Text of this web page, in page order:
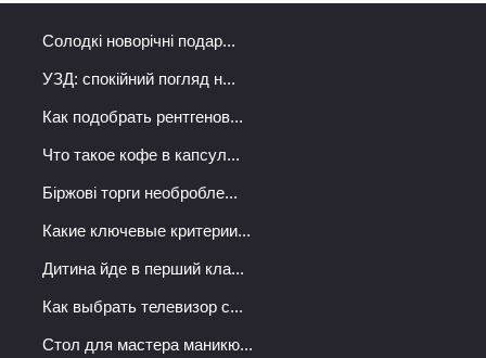
Солодкі новорічні подар...
УЗД: спокійний погляд н...
Как подобрать рентгенов...
Что такое кофе в капсул...
Біржові торги необробле...
Какие ключевые критерии...
Дитина йде в перший кла...
Как выбрать телевизор с...
Стол для мастера маникю...